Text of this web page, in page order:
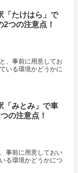
「たけはら」で
2つの注意点！
、事前に用意してお
いる環境かどうかに
「みとみ」で車
の注意点！
事前に用意しておい
る環境かどうかにつ